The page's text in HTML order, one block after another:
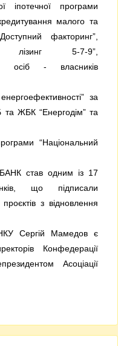
іпотечної програми
малого та
факторинг”,
лізинг 5-7-9”,
осіб - власників
за
ЖБК “Енергодім” та
“Національний
став одним із 17
що підписали
з відновлення
Сергій Мамедов є
Конфедерації
Асоціації